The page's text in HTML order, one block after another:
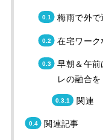
梅雨で外
在宅ワーク
早朝＆午前
レの融合を
関連
関連記事